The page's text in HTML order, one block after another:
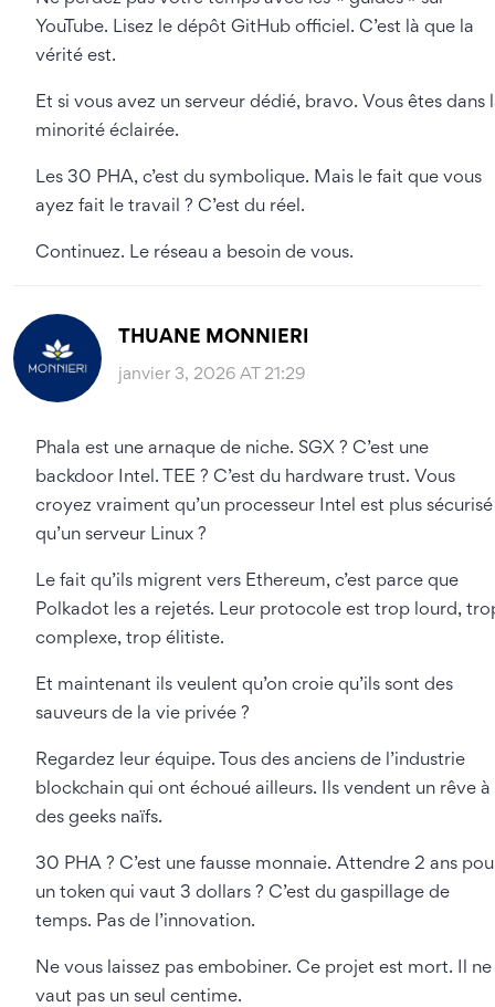
YouTube. Lisez le dépôt GitHub officiel. C’est là que la
vérité est.
Et si vous avez un serveur dédié, bravo. Vous êtes dans
minorité éclairée.
Les 30 PHA, c’est du symbolique. Mais le fait que vous
ayez fait le travail ? C’est du réel.
Continuez. Le réseau a besoin de vous.
THUANE MONNIERI
janvier 3, 2026 AT 21:29
Phala est une arnaque de niche. SGX ? C’est une
backdoor Intel. TEE ? C’est du hardware trust. Vous
croyez vraiment qu’un processeur Intel est plus sécurisé
qu’un serveur Linux ?
Le fait qu’ils migrent vers Ethereum, c’est parce que
Polkadot les a rejetés. Leur protocole est trop lourd,
complexe, trop élitiste.
Et maintenant ils veulent qu’on croie qu’ils sont des
sauveurs de la vie privée ?
Regardez leur équipe. Tous des anciens de l’industrie
blockchain qui ont échoué ailleurs. Ils vendent un rêve à
des geeks naïfs.
30 PHA ? C’est une fausse monnaie. Attendre 2 ans
un token qui vaut 3 dollars ? C’est du gaspillage de
temps. Pas de l’innovation.
Ne vous laissez pas embobiner. Ce projet est mort. Il ne
vaut pas un seul centime.